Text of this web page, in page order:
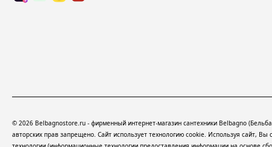
© 2026 Belbagnostore.ru - фирменный интернет-магазин сантехники Belbagno
авторских прав запрещено. Сайт использует технологию cookie. Используя сайт,